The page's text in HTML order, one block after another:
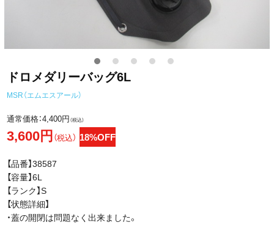
ドロメダリーバッグ6L
MSR（エムエスアール）
通常価格：4,400円（税込）
3,600円（税込） 18%OFF
【品番】38587
【容量】6L
【ランク】S
【状態詳細】
・蓋の開閉は問題なく出来ました。